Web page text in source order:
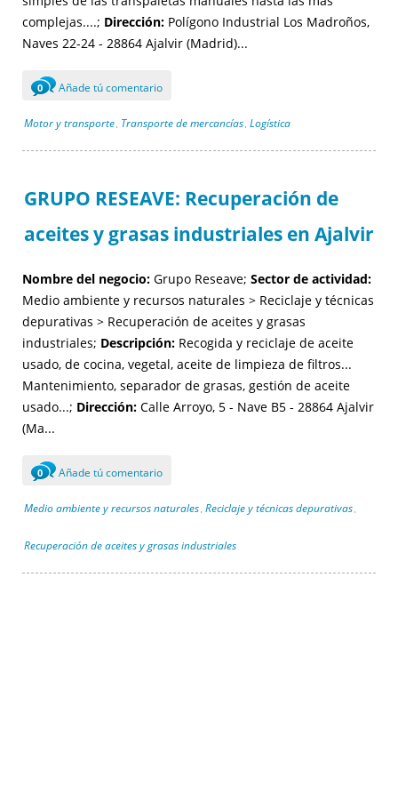
complejas....; Dirección: Polígono Industrial Los Madroños,
Naves 22-24 - 28864 Ajalvir (Madrid)...
0 Añade tú comentario
Motor y transporte , Transporte de mercancías , Logística
GRUPO RESEAVE: Recuperación de
aceites y grasas industriales en Ajalvir
Nombre del negocio: Grupo Reseave; Sector de actividad:
Medio ambiente y recursos naturales > Reciclaje y técnicas
depurativas > Recuperación de aceites y grasas
industriales; Descripción: Recogida y reciclaje de aceite
usado, de cocina, vegetal, aceite de limpieza de filtros...
Mantenimiento, separador de grasas, gestión de aceite
usado...; Dirección: Calle Arroyo, 5 - Nave B5 - 28864 Ajalvir
(Ma...
0 Añade tú comentario
Medio ambiente y recursos naturales , Reciclaje y técnicas depurativas ,
Recuperación de aceites y grasas industriales